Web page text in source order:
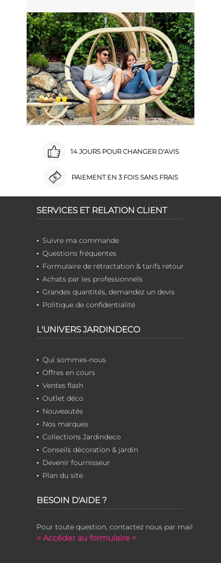
14 JOURS POUR CHANGER D'AVIS
PAIEMENT EN 3 FOIS SANS FRAIS
SERVICES ET RELATION CLIENT
Suivre ma commande
Questions fréquentes
Formulaire de rétractation & tarifs retour
Achats par les professionnels
Grandes quantités, demandez un devis
Politique de confidentialité
L'UNIVERS JARDINDECO
Qui sommes-nous
Offres en cours
Ventes flash
Outlet déco
Nouveautés
Nos marques
Collections Jardindeco
Conseils décoration & jardin
Devenir fournisseur
Plan du site
BESOIN D'AIDE ?
Pour toute question, contactez nous par mail
> Accéder au formulaire <